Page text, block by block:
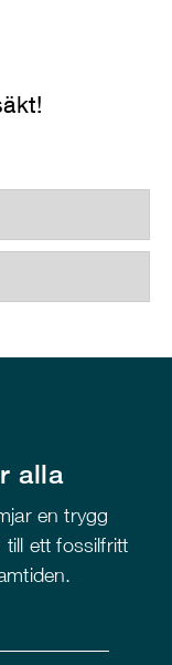
alla
en trygg
ett fossilfritt